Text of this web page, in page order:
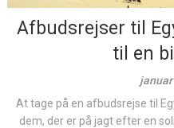
Afbudsrejser til
til en
januar
At tage på en afbudsrejse til
dem, der er på jagt efter en